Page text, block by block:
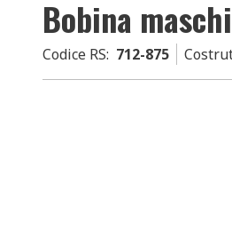
Bobina
Codice RS: 712-875